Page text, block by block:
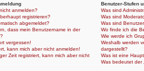
anmelden?
registrieren?
abgemeldet?
dass mein Benutzername in der
vergessen!
kann mich aber nicht anmelden!
Zeit registriert, kann mich aber nicht
Benutzer-Stufen
Was sind
Was sind
Was sind
Wo finde ich die
Wie werde ich
Weshalb werden
dargestellt?
Was ist eine
Was bedeutet der